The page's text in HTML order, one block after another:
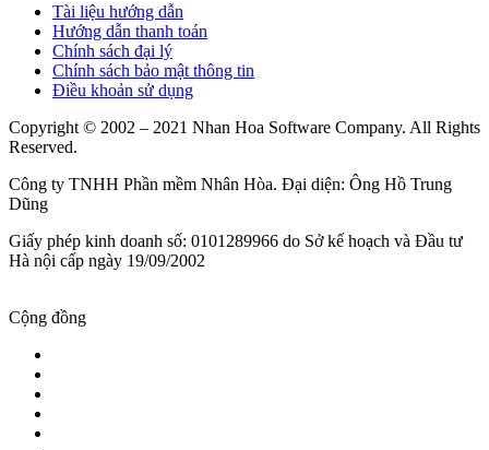
Tài liệu hướng dẫn
Hướng dẫn thanh toán
Chính sách đại lý
Chính sách bảo mật thông tin
Điều khoản sử dụng
Copyright © 2002 – 2021 Nhan Hoa Software Company. All Rights
Reserved.
Công ty TNHH Phần mềm Nhân Hòa. Đại diện: Ông Hồ Trung
Dũng
Giấy phép kinh doanh số: 0101289966 do Sở kế hoạch và Đầu tư
Hà nội cấp ngày 19/09/2002
Cộng đồng